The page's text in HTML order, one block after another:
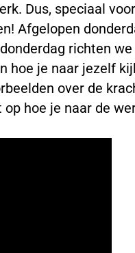
Dus, speciaal
Afgelopen
richten
hoe je naar jezelf
over de
hoe je naar de